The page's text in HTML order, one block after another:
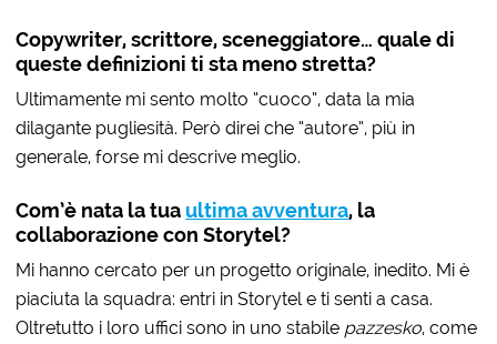
Copywriter, scrittore, sceneggiatore… quale di
queste definizioni ti sta meno stretta?
Ultimamente mi sento molto “cuoco”, data la mia
dilagante pugliesità. Però direi che “autore”, più in
generale, forse mi descrive meglio.
Com’è nata la tua ultima avventura, la
collaborazione con Storytel?
Mi hanno cercato per un progetto originale, inedito. Mi è
piaciuta la squadra: entri in Storytel e ti senti a casa.
Oltretutto i loro uffici sono in uno stabile pazzesko, come